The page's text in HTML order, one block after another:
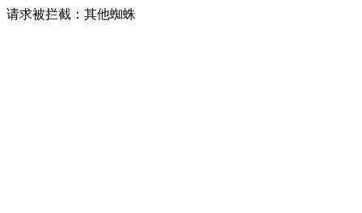
请求被拦截：其他蜘蛛